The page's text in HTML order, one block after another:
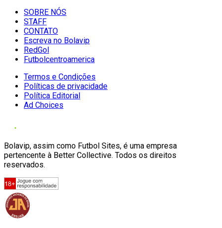
SOBRE NÓS
STAFF
CONTATO
Escreva no Bolavip
RedGol
Futbolcentroamerica
Termos e Condições
Políticas de privacidade
Política Editorial
Ad Choices
Bolavip, assim como Futbol Sites, é uma empresa
pertencente à Better Collective. Todos os direitos
reservados.